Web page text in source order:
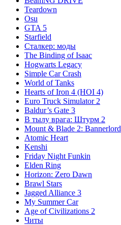
Teardown
Osu
GTA 5
Starfield
Сталкер: моды
The Binding of Isaac
Hogwarts Legacy
Simple Car Crash
World of Tanks
Hearts of Iron 4 (HOI 4)
Euro Truck Simulator 2
Baldur’s Gate 3
В тылу врага: Штурм 2
Mount & Blade 2: Bannerlord
Atomic Heart
Kenshi
Friday Night Funkin
Elden Ring
Horizon: Zero Dawn
Brawl Stars
Jagged Alliance 3
My Summer Car
Age of Civilizations 2
Читы